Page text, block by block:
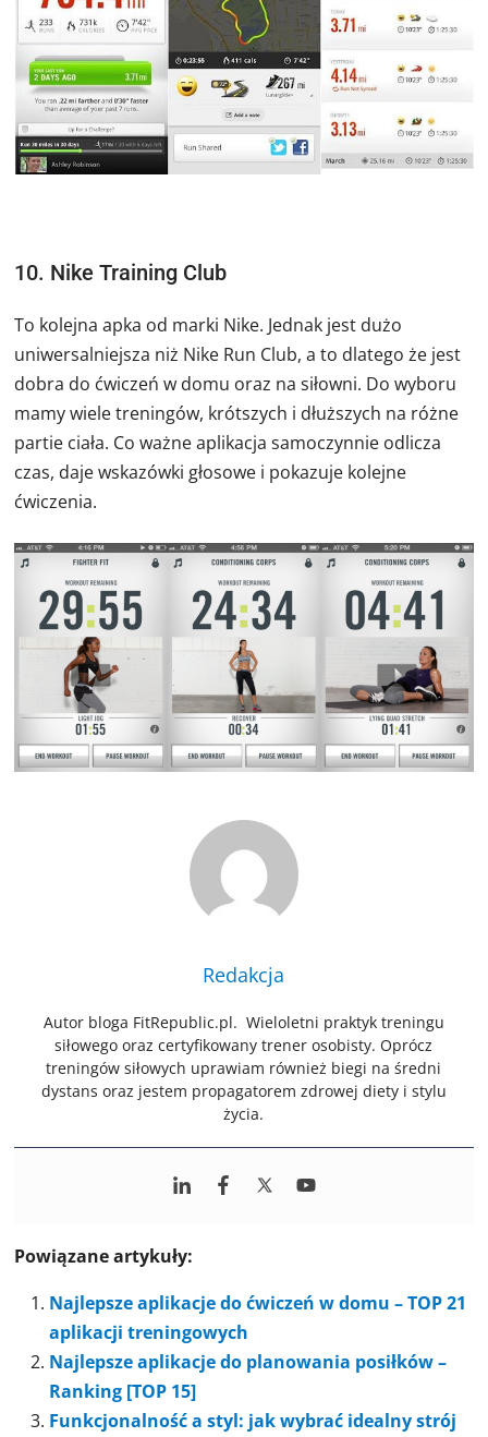
10. Nike Training Club
To kolejna apka od marki Nike. Jednak jest dużo
uniwersalniejsza niż Nike Run Club, a to dlatego że jest
dobra do ćwiczeń w domu oraz na siłowni. Do wyboru
mamy wiele treningów, krótszych i dłuższych na różne
partie ciała. Co ważne aplikacja samoczynnie odlicza
czas, daje wskazówki głosowe i pokazuje kolejne
ćwiczenia.
Redakcja
Autor bloga FitRepublic.pl. Wieloletni praktyk treningu
siłowego oraz certyfikowany trener osobisty. Oprócz
treningów siłowych uprawiam również biegi na średni
dystans oraz jestem propagatorem zdrowej diety i stylu
życia.
Powiązane artykuły:
Najlepsze aplikacje do ćwiczeń w domu – TOP 21
aplikacji treningowych
Najlepsze aplikacje do planowania posiłków –
Ranking [TOP 15]
Funkcjonalność a styl: jak wybrać idealny strój